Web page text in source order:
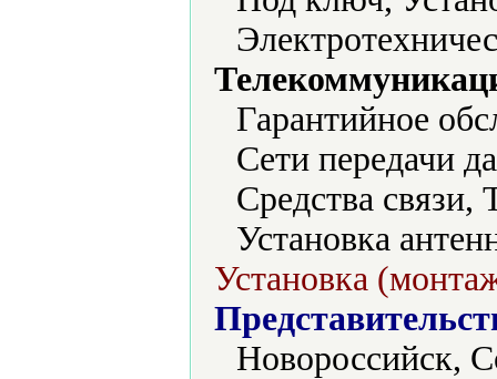
Гарантийное
Сети передачи
Средства связи,
Установка
Установка
Новороссийск,